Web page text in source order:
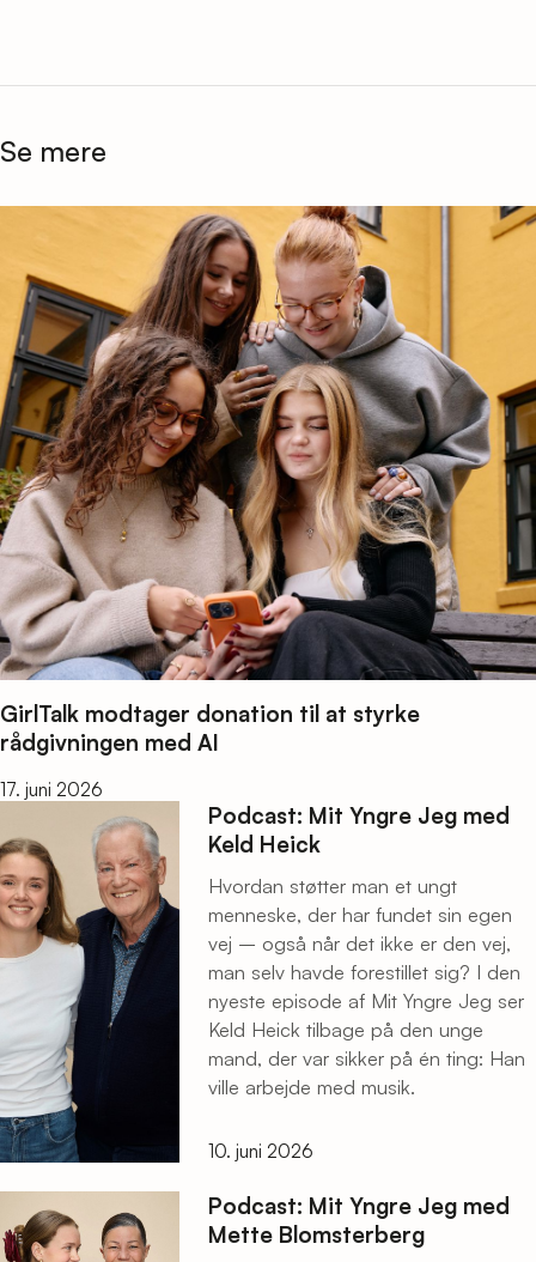
Se mere
GirlTalk modtager donation til at styrke
rådgivningen med AI
17. juni 2026
Podcast: Mit Yngre Jeg med
Keld Heick
Hvordan støtter man et ungt
menneske, der har fundet sin egen
vej – også når det ikke er den vej,
man selv havde forestillet sig? I den
nyeste episode af Mit Yngre Jeg ser
Keld Heick tilbage på den unge
mand, der var sikker på én ting: Han
ville arbejde med musik.
10. juni 2026
Podcast: Mit Yngre Jeg med
Mette Blomsterberg